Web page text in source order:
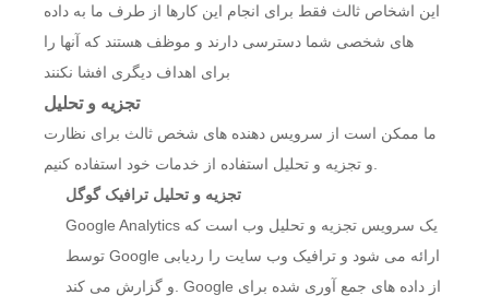
این اشخاص ثالث فقط برای انجام این کارها از طرف ما به داده
های شخصی شما دسترسی دارند و موظف هستند که آنها را
برای اهداف دیگری افشا نکنند
تجزیه و تحلیل
ما ممکن است از سرویس دهنده های شخص ثالث برای نظارت
تجزیه و تحلیل ترافیک گوگل
Google Analytics یک سرویس تجزیه و تحلیل وب است که
توسط Google ارائه می شود و ترافیک وب سایت را ردیابی
و گزارش می کند. Google از داده های جمع آوری شده برای